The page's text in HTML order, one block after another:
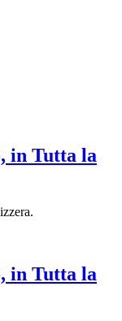
in Tutta la
in Tutta la